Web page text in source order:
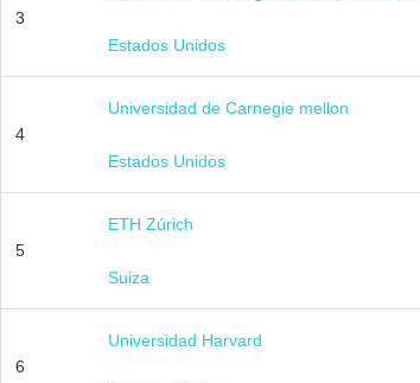
3
Estados Unidos
4
Universidad de Carnegie mellon
Estados Unidos
5
ETH Zúrich
Suiza
6
Universidad Harvard